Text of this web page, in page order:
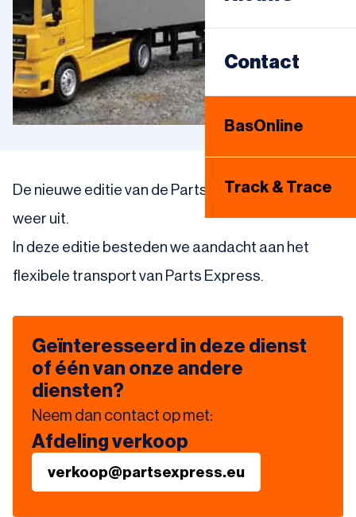
Sameday
Internationaal
Contact
BasOnline
Track & Trace
De nieuwe editie van de Parts Express Partners is
weer uit.
In deze editie besteden we aandacht aan het
flexibele transport van Parts Express.
Geïnteresseerd in deze dienst
of één van onze andere
diensten?
Neem dan contact op met:
Afdeling verkoop
verkoop@partsexpress.eu